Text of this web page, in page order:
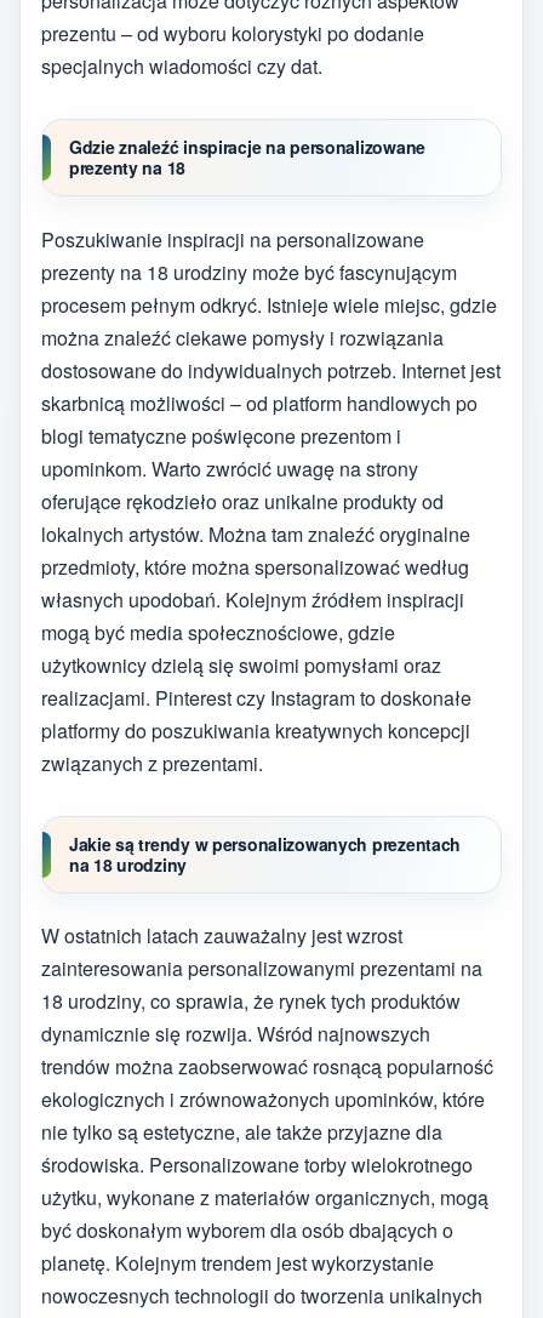
prezentu – od wyboru kolorystyki po dodanie
specjalnych wiadomości czy dat.
Gdzie znaleźć inspiracje na personalizowane
prezenty na 18
Poszukiwanie inspiracji na personalizowane
prezenty na 18 urodziny może być fascynującym
procesem pełnym odkryć. Istnieje wiele miejsc, gdzie
można znaleźć ciekawe pomysły i rozwiązania
dostosowane do indywidualnych potrzeb. Internet jest
skarbnicą możliwości – od platform handlowych po
blogi tematyczne poświęcone prezentom i
upominkom. Warto zwrócić uwagę na strony
oferujące rękodzieło oraz unikalne produkty od
lokalnych artystów. Można tam znaleźć oryginalne
przedmioty, które można spersonalizować według
własnych upodobań. Kolejnym źródłem inspiracji
mogą być media społecznościowe, gdzie
użytkownicy dzielą się swoimi pomysłami oraz
realizacjami. Pinterest czy Instagram to doskonałe
platformy do poszukiwania kreatywnych koncepcji
związanych z prezentami.
Jakie są trendy w personalizowanych prezentach
na 18 urodziny
W ostatnich latach zauważalny jest wzrost
zainteresowania personalizowanymi prezentami na
18 urodziny, co sprawia, że rynek tych produktów
dynamicznie się rozwija. Wśród najnowszych
trendów można zaobserwować rosnącą popularność
ekologicznych i zrównoważonych upominków, które
nie tylko są estetyczne, ale także przyjazne dla
środowiska. Personalizowane torby wielokrotnego
użytku, wykonane z materiałów organicznych, mogą
być doskonałym wyborem dla osób dbających o
planetę. Kolejnym trendem jest wykorzystanie
nowoczesnych technologii do tworzenia unikalnych